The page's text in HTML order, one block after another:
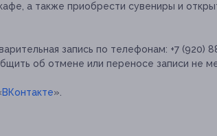
а также приобрести сувениры и
запись по телефонам: +7 (920)
об отмене или переносе записи не
ВКонтакте».